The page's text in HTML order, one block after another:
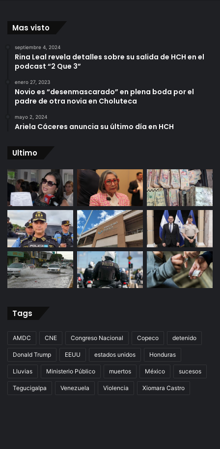
Mas visto
septiembre 4, 2024
Rina Leal revela detalles sobre su salida de HCH en el
podcast “2 Que 3”
enero 27, 2023
Novio es “desenmascarado” en plena boda por el
padre de otra novia en Choluteca
mayo 2, 2024
Ariela Cáceres anuncia su último día en HCH
Ultimo
Tags
AMDC CNE Congreso Nacional Copeco detenido
Donald Trump EEUU estados unidos Honduras
Lluvias Ministerio Público muertos México sucesos
Tegucigalpa Venezuela Violencia Xiomara Castro